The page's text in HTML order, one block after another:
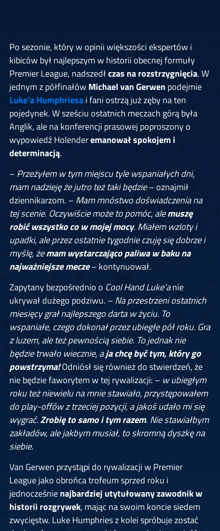
Po sezonie, który w opinii większości ekspertów i
kibiców był najlepszym w historii obecnej formuły
Premier League, nadszedłczas na rozstrzygnięcia. W
jednym z półfinałów Michael van Gerwen podejmie
Luke’a Humphriesai fani ostrzą już zęby na ten
pojedynek. W sześciu ostatnich meczach górą była
Anglik, ale na konferencji prasowej poproszony o
wypowiedź Holenderemanował spokojem i
determinacją.
–Przeżyłem w tym miejscu tyle wspaniałych dni,
mam nadzieję że jutro też taki będzie– oznajmił
dziennikarzom. –Mam mnóstwo doświadczenia na
tej scenie. Oczywiście może to pomóc, alemuszę
robić wszystko co w mojej mocy. Miałem wzloty i
upadki, ale przez ostatnie tygodnie czuję się dobrze i
myślę, żemam wystarczająco paliwa w baku na
najważniejsze mecze– kontynuował.
Zapytany bezpośrednio o Cool Hand Luke’anie
ukrywał dużego podziwu. –Na przestrzeni ostatnich
miesięcy grał najlepszego darta w życiu. To
wspaniałe, czego dokonał przez ubiegłe pół roku. Gra
z luzem, ale też pewnością siebie. To jednak nie
będzie trwało wiecznie, aja chcę być tym, który go
powstrzyma!Odniósł się również do stwierdzeń, że
nie będzie faworytem w tej rywalizacji: – w ubiegłym
roku też niewielu na mnie stawiało, przystępowałem
do play-offów z trzeciej pozycji, a jakoś udało mi się
wygrać.Zrobię to samo i tym razem. Nie stawiałbym
zakładów, ale jakbym musiał, to skromną dyszkę na
siebie.
Van Gerwen przystąpi do rywalizacji w Premier
League jako obrońca trofeum sprzed roku i
jednocześnienajbardziej utytułowany zawodnik w
historii rozgrywek, mając na swoim koncie siedem
zwycięstw. Luke Humphries z kolei spróbuje zostać